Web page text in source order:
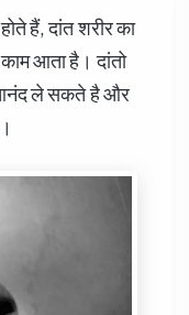
हैं, दांत शरीर का
आता है। दांतो
आनंद ले सकते है और